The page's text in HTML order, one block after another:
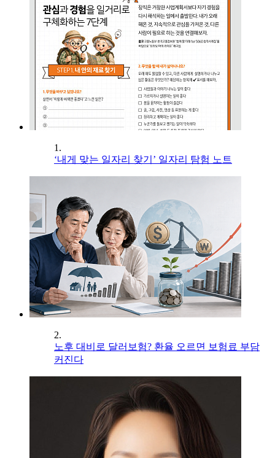
1.
‘내게 맞는 일자리 찾기’ 일자리 탐험 노트
2.
노후 대비로 달러보험? 환율 오르면 보험료 부담
커진다